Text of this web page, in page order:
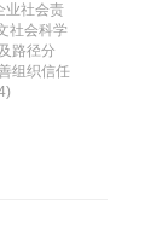
来自新浪微
洗、文本挖
见领袖的关
媒体讨论网
章将消费者
业社会责
社会科学
路径分
组织信任